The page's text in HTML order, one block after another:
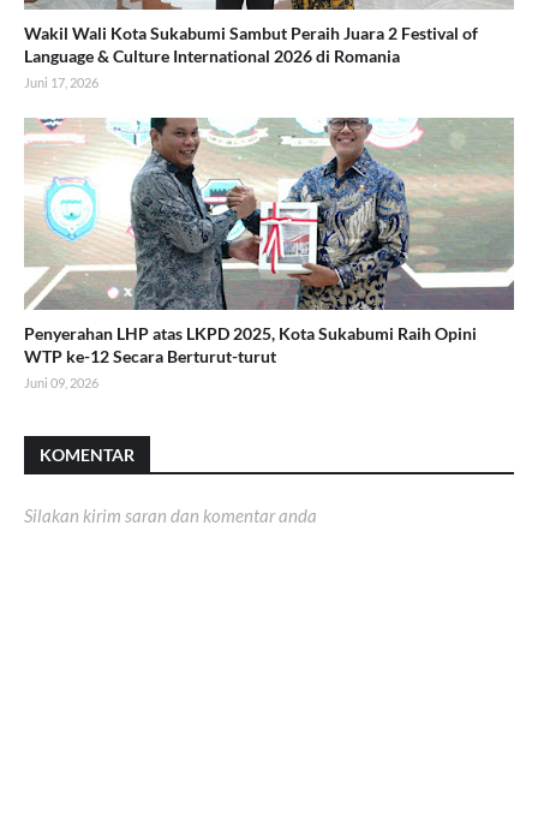
Wakil Wali Kota Sukabumi Sambut Peraih Juara 2 Festival of
Language & Culture International 2026 di Romania
Juni 17, 2026
Penyerahan LHP atas LKPD 2025, Kota Sukabumi Raih Opini
WTP ke-12 Secara Berturut-turut
Juni 09, 2026
KOMENTAR
Silakan kirim saran dan komentar anda